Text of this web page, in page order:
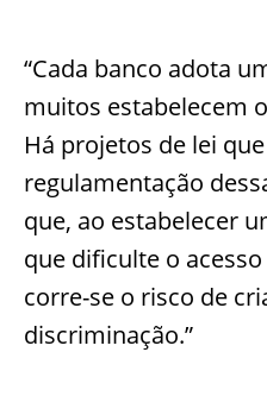
“Cada banco adota
muitos estabelecem
Há projetos de lei
regulamentação
que, ao estabelecer
que dificulte o
corre-se o risco de
discriminação.”